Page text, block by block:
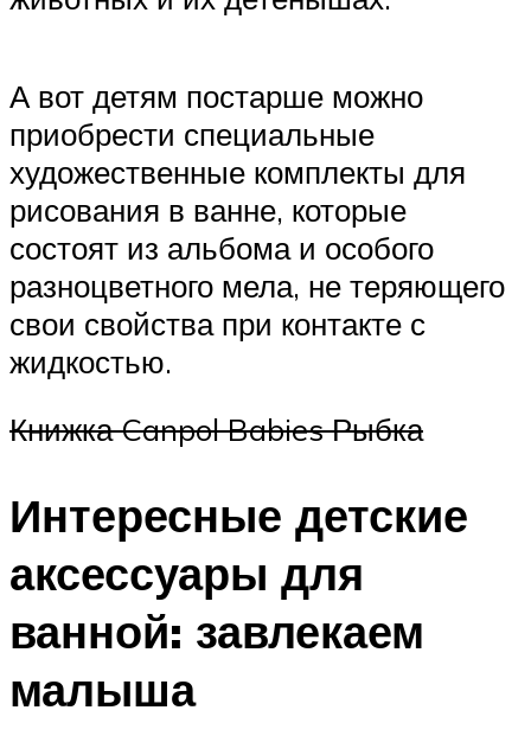
А вот детям постарше можно
приобрести специальные
художественные комплекты для
рисования в ванне, которые
состоят из альбома и особого
разноцветного мела, не теряющего
свои свойства при контакте с
жидкостью.
Книжка Canpol Babies Рыбка
Интересные детские
аксессуары для
ванной: завлекаем
малыша